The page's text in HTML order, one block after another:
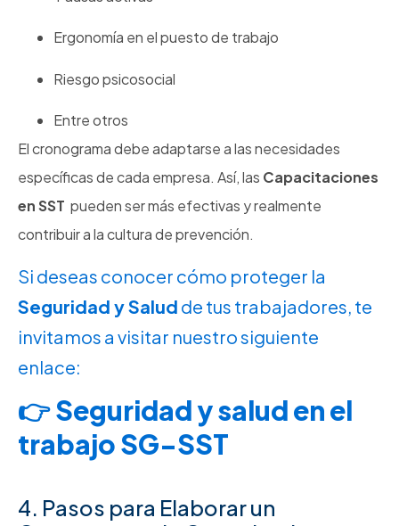
Ergonomía en el puesto de trabajo
Riesgo psicosocial
Entre otros
El cronograma debe adaptarse a las necesidades
específicas de cada empresa. Así, las Capacitaciones
en SST pueden ser más efectivas y realmente
contribuir a la cultura de prevención.
Si deseas conocer cómo proteger la
Seguridad y Salud de tus trabajadores, te
invitamos a visitar nuestro siguiente
enlace:
Seguridad y salud en el
trabajo SG-SST
4. Pasos para Elaborar un